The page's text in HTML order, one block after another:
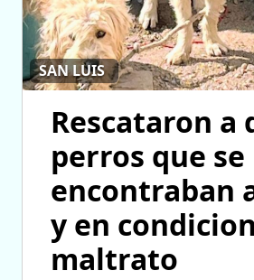
SAN LUIS
Rescataron a
perros que se
encontraban
y en
maltrato